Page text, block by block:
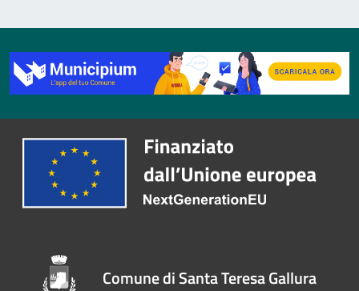
Comune di Santa Teresa Gallura